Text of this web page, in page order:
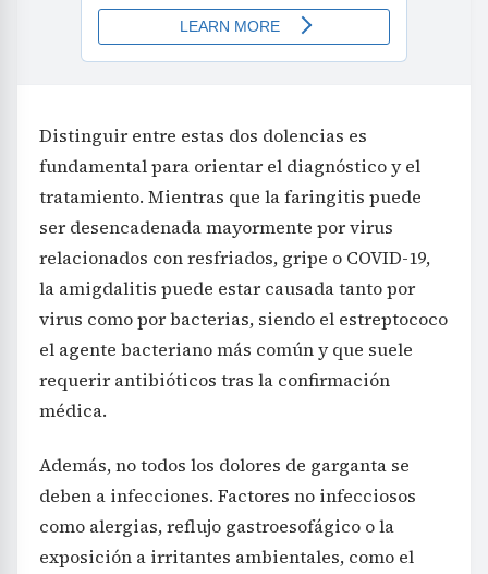
Distinguir entre estas dos dolencias es
fundamental para orientar el diagnóstico y el
tratamiento. Mientras que la faringitis puede
ser desencadenada mayormente por virus
relacionados con resfriados, gripe o COVID-19,
la amigdalitis puede estar causada tanto por
virus como por bacterias, siendo el estreptococo
el agente bacteriano más común y que suele
requerir antibióticos tras la confirmación
médica.
Además, no todos los dolores de garganta se
deben a infecciones. Factores no infecciosos
como alergias, reflujo gastroesofágico o la
exposición a irritantes ambientales, como el